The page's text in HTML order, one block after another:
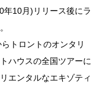
年10月)リリース後にラ
トロントのオンタリ
ハウスの全国ツアーに
エンタルなエキゾティ